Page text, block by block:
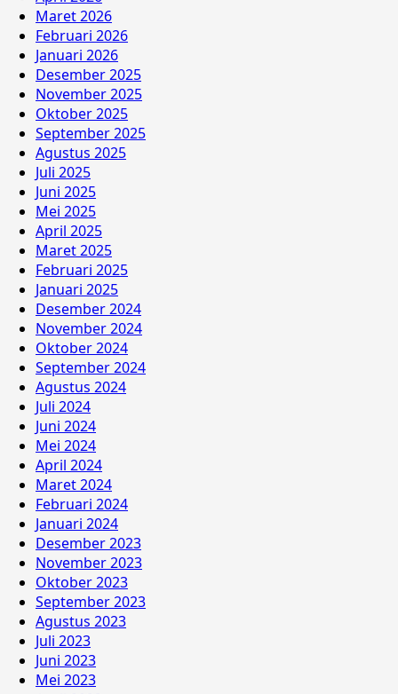
Maret 2026
Februari 2026
Januari 2026
Desember 2025
November 2025
Oktober 2025
September 2025
Agustus 2025
Juli 2025
Juni 2025
Mei 2025
April 2025
Maret 2025
Februari 2025
Januari 2025
Desember 2024
November 2024
Oktober 2024
September 2024
Agustus 2024
Juli 2024
Juni 2024
Mei 2024
April 2024
Maret 2024
Februari 2024
Januari 2024
Desember 2023
November 2023
Oktober 2023
September 2023
Agustus 2023
Juli 2023
Juni 2023
Mei 2023